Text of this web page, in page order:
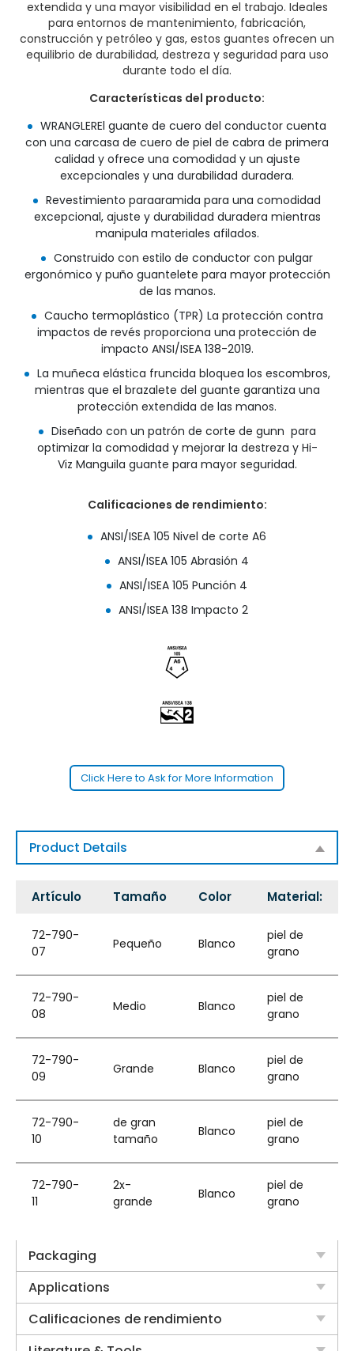
extendida y una mayor visibilidad en el trabajo. Ideales
para entornos de mantenimiento, fabricación,
construcción y petróleo y gas, estos guantes ofrecen un
equilibrio de durabilidad, destreza y seguridad para uso
durante todo el día.
Características del producto:
WRANGLEREl guante de cuero del conductor cuenta
con una carcasa de cuero de piel de cabra de primera
calidad y ofrece una comodidad y un ajuste
excepcionales y una durabilidad duradera.
Revestimiento paraaramida para una comodidad
excepcional, ajuste y durabilidad duradera mientras
manipula materiales afilados.
Construido con estilo de conductor con pulgar
ergonómico y puño guantelete para mayor protección
de las manos.
Caucho termoplástico (TPR) La protección contra
impactos de revés proporciona una protección de
impacto ANSI/ISEA 138-2019.
La muñeca elástica fruncida bloquea los escombros,
mientras que el brazalete del guante garantiza una
protección extendida de las manos.
Diseñado con un patrón de corte de gunn para
optimizar la comodidad y mejorar la destreza y Hi-
Viz Manguila guante para mayor seguridad.
Calificaciones de rendimiento:
ANSI/ISEA 105 Nivel de corte A6
ANSI/ISEA 105 Abrasión 4
ANSI/ISEA 105 Punción 4
ANSI/ISEA 138 Impacto 2
Click Here to Ask for More Information
Product Details
Artículo Tamaño Color Material:
72-790-
07
Pequeño Blanco
piel de
grano
72-790-
08
Medio Blanco
piel de
grano
72-790-
09
Grande Blanco
piel de
grano
72-790-
10
de gran
tamaño
Blanco
piel de
grano
72-790-
11
2x-
grande
Blanco
piel de
grano
Packaging
Applications
Calificaciones de rendimiento